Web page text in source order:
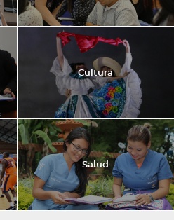
Cultura
Salud